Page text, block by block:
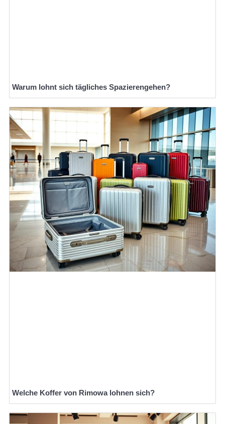
Warum lohnt sich tägliches Spazierengehen?
Welche Koffer von Rimowa lohnen sich?